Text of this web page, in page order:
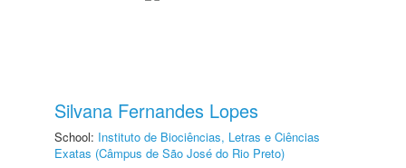
Silvana Fernandes Lopes
School: Instituto de Biociências, Letras e Ciências
Exatas (Câmpus de São José do Rio Preto)